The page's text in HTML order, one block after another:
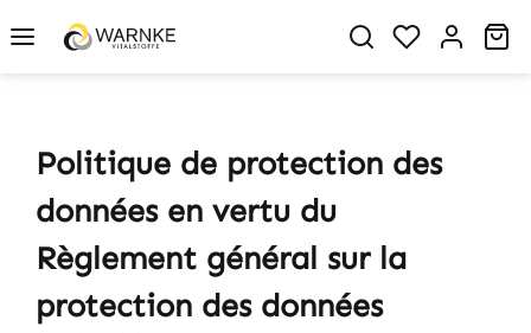
content You have 0
Politique de protection des
données en vertu du
Règlement général sur la
protection des données